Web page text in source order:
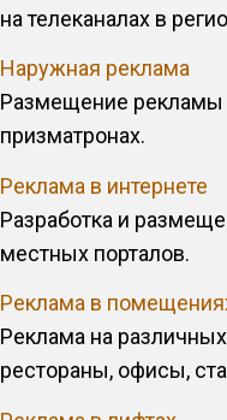
на телеканалах в
Наружная реклама
Размещение рекламы
призматронах.
Реклама в интернете
Разработка и
местных порталов.
Реклама в
Реклама на
рестораны, офисы,